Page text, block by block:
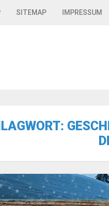
SITEMAP IMPRESSUM